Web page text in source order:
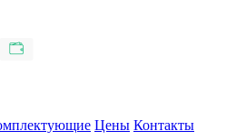
Цены Контакты